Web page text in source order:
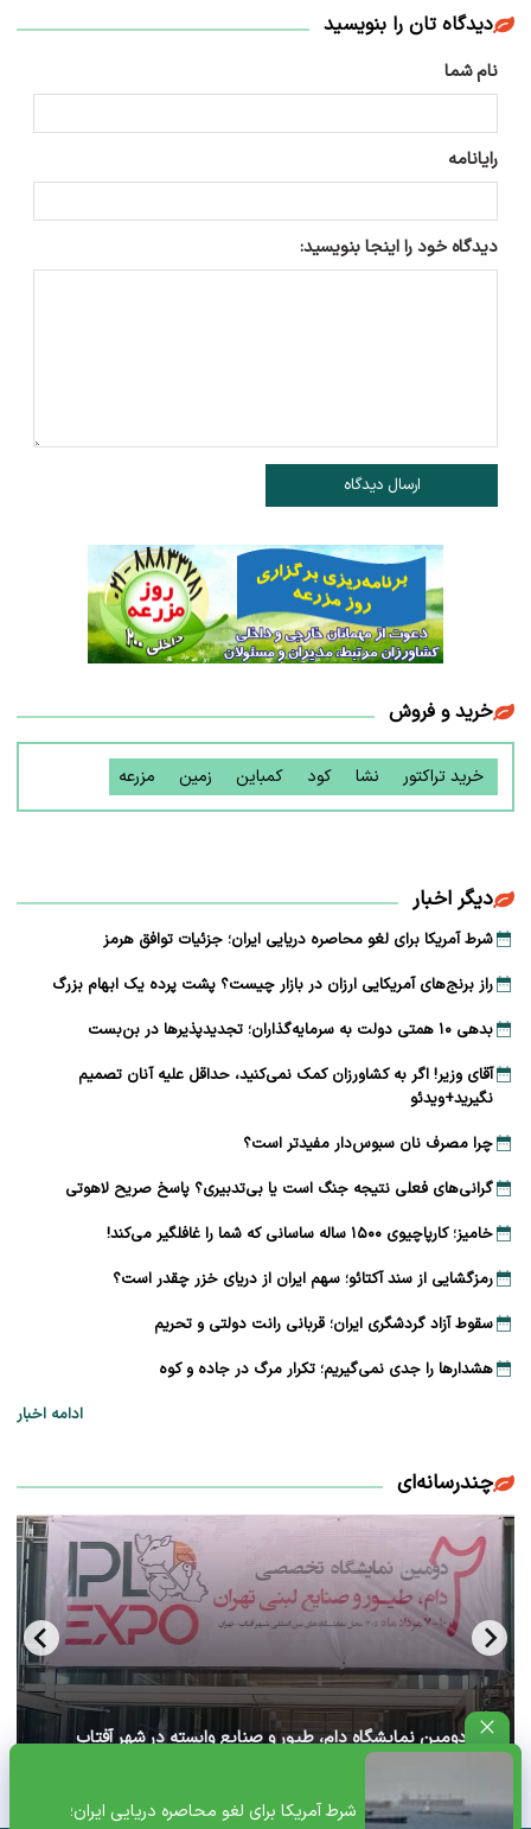
شرط آمریکا برای لغو محاصره دریایی ایران؛
دیدگاه تان را بنویسید
نام شما
رایانامه
دیدگاه خود را اینجا بنویسید:
ارسال دیدگاه
خرید و فروش
خرید تراکتور نشا کود کمباین زمین مزرعه
دیگر اخبار
شرط آمریکا برای لغو محاصره دریایی ایران؛ جزئیات توافق هرمز
راز برنج‌های آمریکایی ارزان در بازار چیست؟ پشت پرده یک ابهام بزرگ
بدهی ۱۰ همتی دولت به سرمایه‌گذاران؛ تجدیدپذیرها در بن‌بست
آقای وزیر! اگر به کشاورزان کمک نمی‌کنید، حداقل علیه آنان تصمیم
نگیرید+ویدئو
چرا مصرف نان سبوس‌دار مفیدتر است؟
گرانی‌های فعلی نتیجه جنگ است یا بی‌تدبیری؟ پاسخ صریح لاهوتی
خامیز؛ کارپاچیوی ۱۵۰۰ ساله ساسانی که شما را غافلگیر می‌کند!
رمزگشایی از سند آکتائو؛ سهم ایران از دریای خزر چقدر است؟
سقوط آزاد گردشگری ایران؛ قربانی رانت دولتی و تحریم
هشدارها را جدی نمی‌گیریم؛ تکرار مرگ در جاده و کوه
ادامه اخبار
چندرسانه‌ای
آغاز دومین نمایشگاه دام، طیور و صنایع وابسته در شهر آفتاب